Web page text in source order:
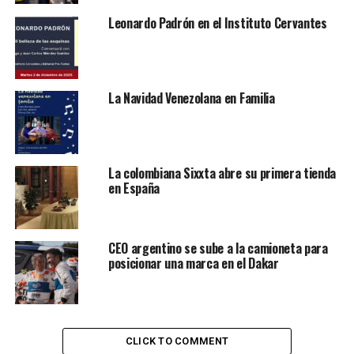
Le puede interesar:Mándalo Market: productos
latinos para envíos a España y Europa
La preparación, que logró meterse en listado con una
puntuación de 4.2 en una escala de 0.0 a 5.0. donde
también se destacaron platos como la sopa de gallina
india de El Salvador, o la chicken pho, originaria de
Vietnam, refleja la diversidad cultural y gastronómica de
Colombia, exponiendo una despensa que muestra la
identidad de sus regiones con ingredientes que también
hablan de tejido social.
Contenidos de la entrada
¿Quiénes más quedaron en el listado?
Leonardo Padrón en el Instituto Cervantes
La Navidad Venezolana en Familia
La colombiana Sixxta abre su primera tienda
en España
CEO argentino se sube a la camioneta para
posicionar una marca en el Dakar
CLICK TO COMMENT